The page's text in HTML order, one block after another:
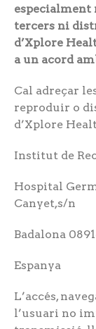
especialment
tercers ni
d’Xplore
a un acord
Cal adreçar
reproduir o
d’Xplore
Institut de
Hospital
Canyet,s/n
Badalona
Espanya
L’accés,
l’usuari no